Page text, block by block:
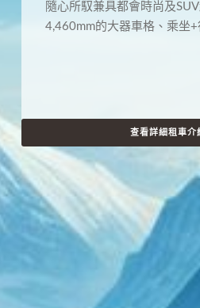
隨心所馭兼具都會時尚及SUV
4,460mm的大器車格、乘坐+
查看詳細租車介